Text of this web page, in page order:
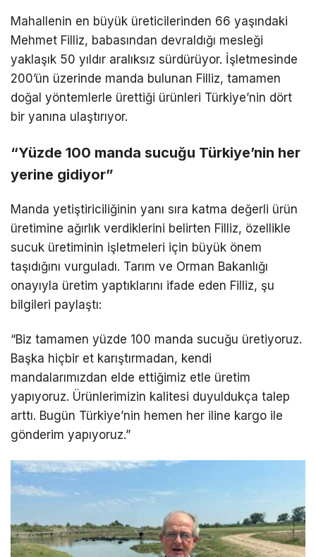
Mahallenin en büyük üreticilerinden 66 yaşındaki
Mehmet Filliz, babasından devraldığı mesleği
yaklaşık 50 yıldır aralıksız sürdürüyor. İşletmesinde
200’ün üzerinde manda bulunan Filliz, tamamen
doğal yöntemlerle ürettiği ürünleri Türkiye’nin dört
bir yanına ulaştırıyor.
“Yüzde 100 manda sucuğu Türkiye’nin her
yerine gidiyor”
Manda yetiştiriciliğinin yanı sıra katma değerli ürün
üretimine ağırlık verdiklerini belirten Filliz, özellikle
sucuk üretiminin işletmeleri için büyük önem
taşıdığını vurguladı. Tarım ve Orman Bakanlığı
onayıyla üretim yaptıklarını ifade eden Filliz, şu
bilgileri paylaştı:
“Biz tamamen yüzde 100 manda sucuğu üretiyoruz.
Başka hiçbir et karıştırmadan, kendi
mandalarımızdan elde ettiğimiz etle üretim
yapıyoruz. Ürünlerimizin kalitesi duyuldukça talep
arttı. Bugün Türkiye’nin hemen her iline kargo ile
gönderim yapıyoruz.”